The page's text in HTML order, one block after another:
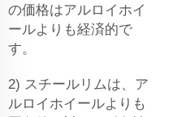
の価格はアルロイホイ
ールよりも経済的で
す。
2) スチールリムは、ア
ルロイホイールよりも